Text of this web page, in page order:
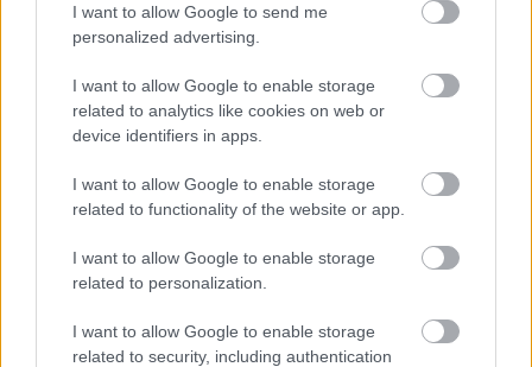
I want to allow Google to send me
personalized advertising.
I want to allow Google to enable storage
related to analytics like cookies on web or
device identifiers in apps.
I want to allow Google to enable storage
related to functionality of the website or app.
I want to allow Google to enable storage
related to personalization.
I want to allow Google to enable storage
related to security, including authentication
Hakkinen megtartaná a Norris-Piastri párost a